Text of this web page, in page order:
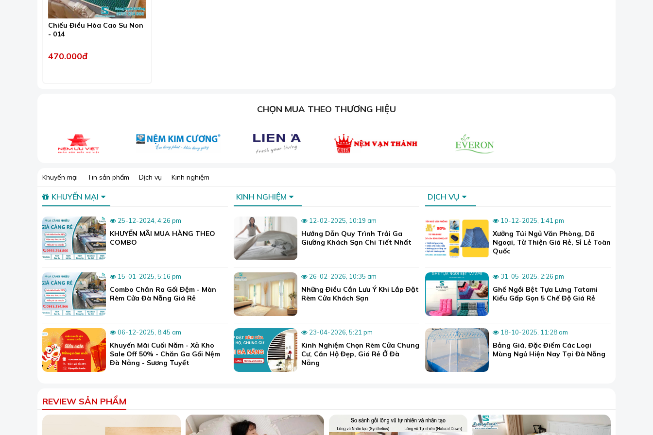
Đến với cửa hàng của chúng tôi, bạn sẽ được thỏa thích mua sắm nhiều sản phẩm tùy chọn. Nhất là đối với chăn ga gối
đã có đến hơn 5000 sản phẩm và nhiều mẫu vải để khách hàng chọn lựa.
Sương Tuyết cam kết với khách hàng:
Đảm bảo nguồn nguyên liệu tốt và thân thiện nhất với khách hàng.
Cam kết giá chăn ga gối đệm luôn cạnh tranh tốt nhất thị trường.
Luôn giao hàng đúng hẹn và đúng thời gian đã ghi trong hợp đồng.
Luôn có đội ngũ nhân viên sẵn sàng hỗ trợ tư vấn.
Trên đây là những thông tin vềchiếu điều hòa cao su non 014 , nó sẽ là một sự lựa chọn rất tốt cho bạn vào dịp hè, nắng
nóng. Nếu quan tâm đến những sản phẩm khác của chúng tôi, bạn hãy liên hệ ngay để được tư vấn và báo giá cụ thể nhé!
📍 Showroom1: 80 Nguyễn Tri Phương, phường Thanh Khê, TP. Đà Nẵng
📍 Showroom2: 12 Tô Hiệu, phường Hòa Khánh, TP. Đà Nẵng
📍 Showroom3: 71 Trương Quốc Dụng, phường Sơn Trà, TP. Đà Nẵng
🌐Website:suongtuyet.com
Chiếu Điều Hòa Cao Su Non
- 014
470.000đ
CHỌN MUA THEO THƯƠNG HIỆU
Khuyến mại Tin sản phẩm Dịch vụ Kinh nghiệm
KHUYẾN MẠI
25-12-2024, 4:26 pm
KHUYẾN MÃI MUA HÀNG THEO
COMBO
15-01-2025, 5:16 pm
Combo Chăn Ra Gối Đệm - Màn
Rèm Cửa Đà Nẵng Giá Rẻ
06-12-2025, 8:45 am
Khuyến Mãi Cuối Năm - Xả Kho
Sale Off 50% - Chăn Ga Gối Nệm
Đà Nẵng - Sương Tuyết
KINH NGHIỆM
12-02-2025, 10:19 am
Hướng Dẫn Quy Trình Trải Ga
Giường Khách Sạn Chi Tiết Nhất
26-02-2026, 10:35 am
Những Điều Cần Lưu Ý Khi Lắp Đặt
Rèm Cửa Khách Sạn
23-04-2026, 5:21 pm
Kinh Nghiệm Chọn Rèm Cửa Chung
Cư, Căn Hộ Đẹp, Giá Rẻ Ở Đà
Nẵng
DỊCH VỤ
10-12-2025, 1:41 pm
Xưởng Túi Ngủ Văn Phòng, Dã
Ngoại, Từ Thiện Giá Rẻ, Sỉ Lẻ Toàn
Quốc
31-05-2025, 2:26 pm
Ghế Ngồi Bệt Tựa Lưng Tatami
Kiểu Gấp Gọn 5 Chế Độ Giá Rẻ
18-10-2025, 11:28 am
Bảng Giá, Đặc Điểm Các Loại
Mùng Ngủ Hiện Nay Tại Đà Nẵng
REVIEW SẢN PHẨM